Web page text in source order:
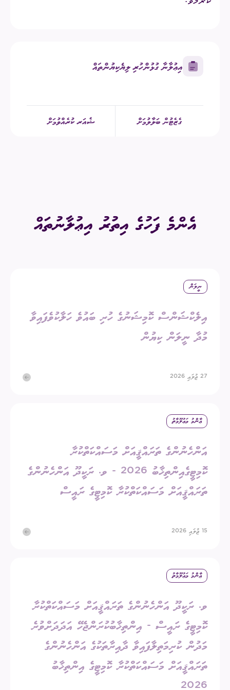
އިޢުލާނާ ގުޅުންހުރި ލިޔެކިޔުންތައް
ގެޒެޓުން ބަލާލުމަށް ޝެއަރ ކުރެއްވުމަށް
އެންމެ ފަހުގެ އިތުރު އިޢުލާނުތައް
ނީލަން
އިލެކްޝަންސް ކޮމިޝަނުގެ ހުރި ބައުވެ ހަލާކުވެފައިވާ
މުދާ ނީލަން ކިޔުން
27 ޖުލައި 2026
ޢާންމު މަޢުލޫމާތު
އަންހެނުންގެ ތަރައްޤީއަށް މަސައްކަތްކުރާ
ކޮމިޓީގެއިންތިޚާބު 2026 - ވ. ރަކީދޫ އަންހެނުންގެ
ތަރައްޤީއަށް މަސައްކަތްކުރާ ކޮމިޓީގެ ރައީސް
15 ޖުލައި 2026
ޢާންމު މަޢުލޫމާތު
ވ. ރަކީދޫ އަންހެނުންގެ ތަރައްޤީއަށް މަސައްކަތްކުރާ
ކޮމިޓީގެ ރައީސް - އިންތިޚާބުކުރަންޖެހޭ އަދަދަށްވުރެ
މަދުން ކުރިމަތިލާފައިވާ ދާއިރާތަކުގެ އަންހެނުންގެ
ތަރައްޤީއަށް މަސައްކަތްކުރާ ކޮމިޓީގެ އިންތިޚާބު
2026